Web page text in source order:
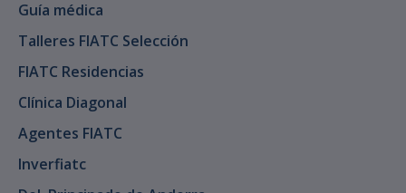
Guía médica
Talleres FIATC Selección
FIATC Residencias
Clínica Diagonal
Agentes FIATC
Inverfiatc